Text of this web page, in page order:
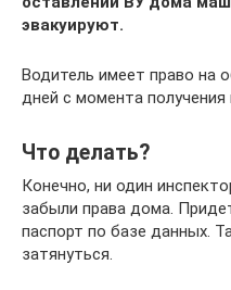
эвакуируют.
Водитель имеет право на
дней с момента получения
Что делать?
Конечно, ни один
забыли права дома.
паспорт по базе данных.
затянуться.